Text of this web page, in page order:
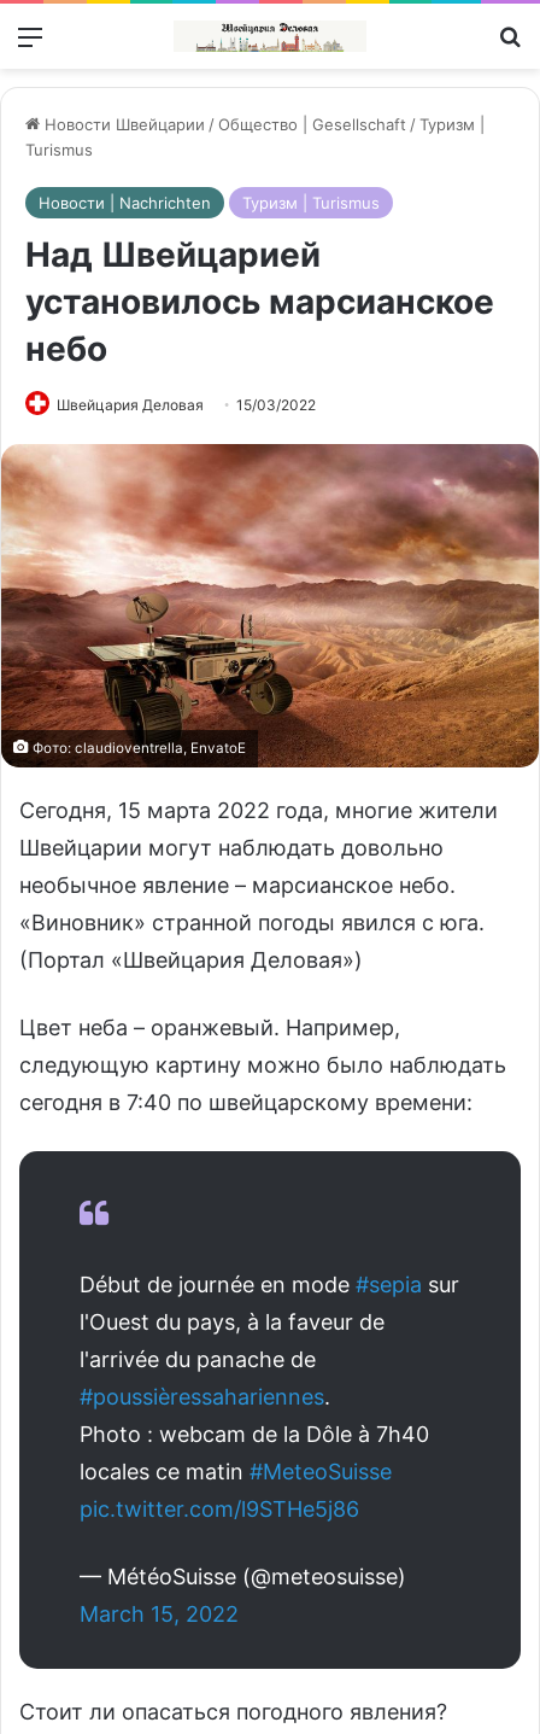
Меню
Новости Швейцарии /Общество | Gesellschaft /Туризм |
Turismus
Новости | Nachrichten Туризм | Turismus
Над Швейцарией
установилось марсианское
небо
Швейцария Деловая 15/03/2022
Фото: claudioventrella, EnvatoE
Сегодня, 15 марта 2022 года, многие жители
Швейцарии могут наблюдать довольно
необычное явление – марсианское небо.
«Виновник» странной погоды явился с юга.
(Портал «Швейцария Деловая»)
Цвет неба – оранжевый. Например,
следующую картину можно было наблюдать
сегодня в 7:40 по швейцарскому времени:
Début de journée en mode #sepia sur
l'Ouest du pays, à la faveur de
l'arrivée du panache de
#poussièressahariennes.
Photo : webcam de la Dôle à 7h40
locales ce matin #MeteoSuisse
pic.twitter.com/l9STHe5j86
— MétéoSuisse (@meteosuisse)
March 15, 2022
Стоит ли опасаться погодного явления?